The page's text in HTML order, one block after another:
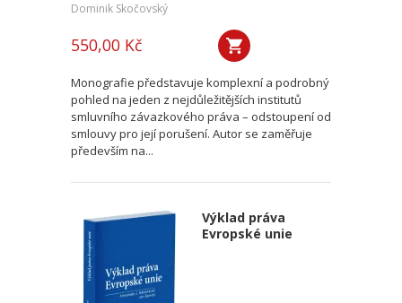
Dominik Skočovský
550,00 Kč
Monografie představuje komplexní a podrobný
pohled na jeden z nejdůležitějších institutů
smluvního závazkového práva – odstoupení od
smlouvy pro její porušení. Autor se zaměřuje
především na...
Výklad práva
Evropské unie